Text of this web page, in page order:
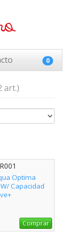
0
art.)
Optima
Capacidad
Comprar